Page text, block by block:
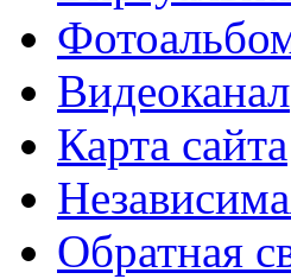
Видеоканал
Карта сайта
Обратная